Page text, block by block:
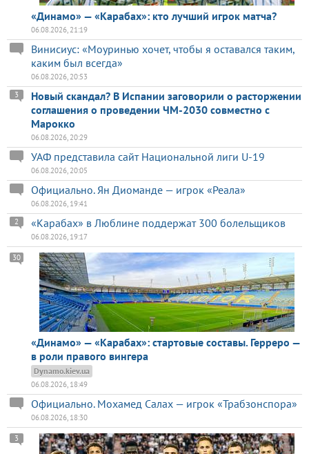
«Динамо» — «Карабах»: кто лучший игрок матча?
06.08.2026, 21:19
Винисиус: «Моуринью хочет, чтобы я оставался таким,
каким был всегда»
06.08.2026, 20:53
Новый скандал? В Испании заговорили о расторжении
соглашения о проведении ЧМ-2030 совместно с
Марокко
3
06.08.2026, 20:29
УАФ представила сайт Национальной лиги U-19
06.08.2026, 20:05
Официально. Ян Диоманде — игрок «Реала»
06.08.2026, 19:41
«Карабах» в Люблине поддержат 300 болельщиков
2
06.08.2026, 19:17
«Динамо» — «Карабах»: стартовые составы. Герреро —
в роли правого вингера
30
Dynamo.kiev.ua
06.08.2026, 18:49
Официально. Мохамед Салах — игрок «Трабзонспора»
06.08.2026, 18:30
3